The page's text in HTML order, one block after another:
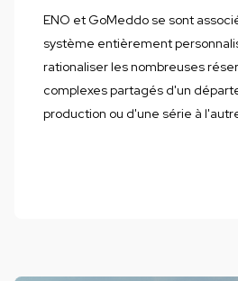
ENO et GoMeddo se sont
système entièrement
rationaliser les nombreuses
complexes partagés d'un
production ou d'une série à